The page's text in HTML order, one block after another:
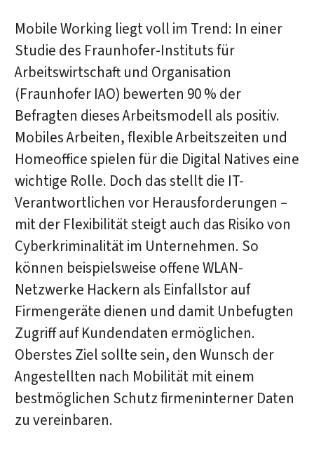
Mobile Working liegt voll im Trend: In einer
Studie des Fraunhofer-Instituts für
Arbeitswirtschaft und Organisation
(Fraunhofer IAO) bewerten 90 % der
Befragten dieses Arbeitsmodell als positiv.
Mobiles Arbeiten, flexible Arbeitszeiten und
Homeoffice spielen für die Digital Natives eine
wichtige Rolle. Doch das stellt die IT-
Verantwortlichen vor Herausforderungen –
mit der Flexibilität steigt auch das Risiko von
Cyberkriminalität im Unternehmen. So
können beispielsweise offene WLAN-
Netzwerke Hackern als Einfallstor auf
Firmengeräte dienen und damit Unbefugten
Zugriff auf Kundendaten ermöglichen.
Oberstes Ziel sollte sein, den Wunsch der
Angestellten nach Mobilität mit einem
bestmöglichen Schutz firmeninterner Daten
zu vereinbaren.